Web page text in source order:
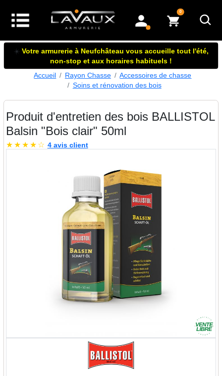
mon compte
0articles dans le panier
☀️ Votre armurerie à Neufchâteau vous accueille tout l'été,
non-stop et aux horaires habituels !
Accueil
Rayon Chasse
Accessoires de chasse
Soins et rénovation des bois
Produit d'entretien des bois BALLISTOL
Balsin "Bois clair" 50ml
★ ★ ★ ★ ☆ 4 avis client